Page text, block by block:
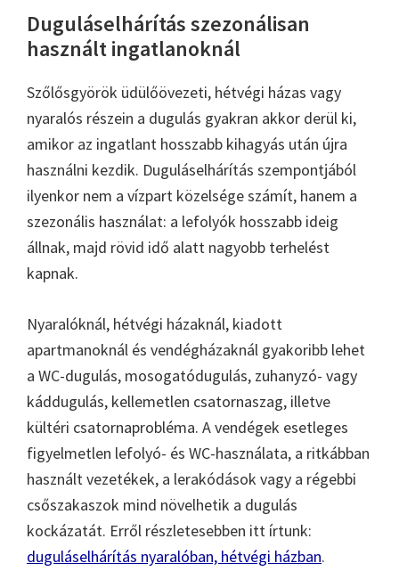
Duguláselhárítás szezonálisan
használt ingatlanoknál
Szőlősgyörök üdülőövezeti, hétvégi házas vagy
nyaralós részein a dugulás gyakran akkor derül ki,
amikor az ingatlant hosszabb kihagyás után újra
használni kezdik. Duguláselhárítás szempontjából
ilyenkor nem a vízpart közelsége számít, hanem a
szezonális használat: a lefolyók hosszabb ideig
állnak, majd rövid idő alatt nagyobb terhelést
kapnak.
Nyaralóknál, hétvégi házaknál, kiadott
apartmanoknál és vendégházaknál gyakoribb lehet
a WC-dugulás, mosogatódugulás, zuhanyzó- vagy
káddugulás, kellemetlen csatornaszag, illetve
kültéri csatornaprobléma. A vendégek esetleges
figyelmetlen lefolyó- és WC-használata, a ritkábban
használt vezetékek, a lerakódások vagy a régebbi
csőszakaszok mind növelhetik a dugulás
kockázatát. Erről részletesebben itt írtunk:
duguláselhárítás nyaralóban, hétvégi házban.